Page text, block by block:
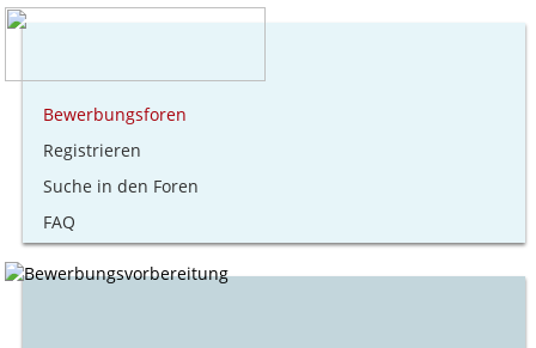
Bewerbungsforen
Registrieren
Suche in den Foren
FAQ